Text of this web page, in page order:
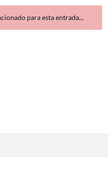
para esta entrada...
|